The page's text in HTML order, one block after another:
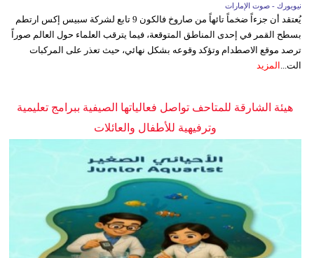
نيويورك - صوت الإمارات
يُعتقد أن جزءاً ضخماً تائهاً من صاروخ فالكون 9 تابع لشركة سبيس إكس ارتطم
بسطح القمر في إحدى المناطق المتوقعة، فيما يترقب العلماء حول العالم صوراً
ترصد موقع الاصطدام وتؤكد وقوعه بشكل نهائي، حيث تعذر على المركبات
الت...
المزيد
هيئة الشارقة للمتاحف تواصل فعالياتها الصيفية ببرامج تعليمية
وترفيهية للأطفال والعائلات